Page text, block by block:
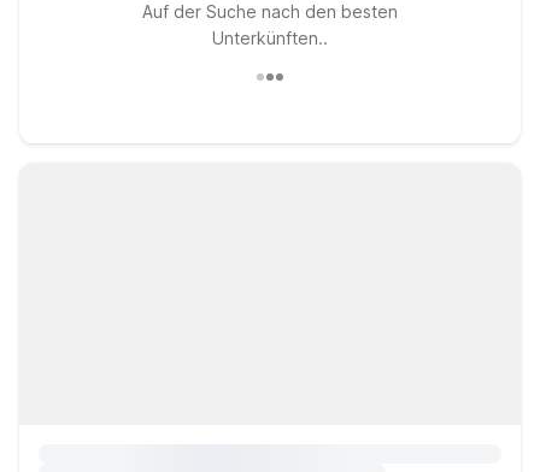
Auf der Suche nach den besten
Unterkünften..